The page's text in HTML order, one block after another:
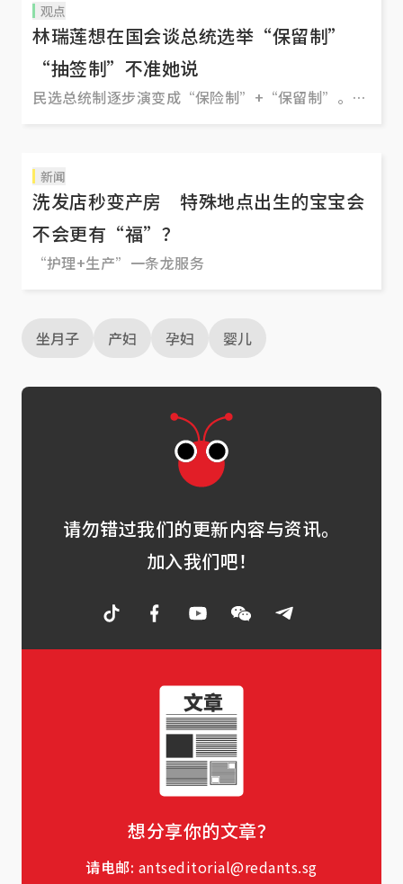
观点
林瑞莲想在国会谈总统选举“保留制”
“抽签制”不准她说
民选总统制逐步演变成“保险制”+“保留制”。执
选上，党和政府能否放得更开些？
新闻
洗发店秒变产房 特殊地点出生的宝宝会
不会更有“福”？
“护理+生产”一条龙服务
坐月子 产妇 孕妇 婴儿
请勿错过我们的更新内容与资讯。
加入我们吧！
想分享你的文章？
请电邮: antseditorial@redants.sg